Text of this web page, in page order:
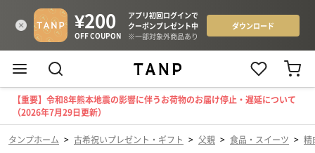
【重要】令和8年熊本地震の影響に伴うお荷物のお届け停止・遅延について
（2026年7月29日更新）
タンプホーム > 古希祝いプレゼント・ギフト > 父親 > 食品・スイーツ > 精